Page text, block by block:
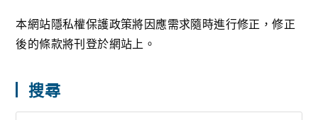
本網站隱私權保護政策將因應需求隨時進行修正，修正
後的條款將刊登於網站上。
搜尋